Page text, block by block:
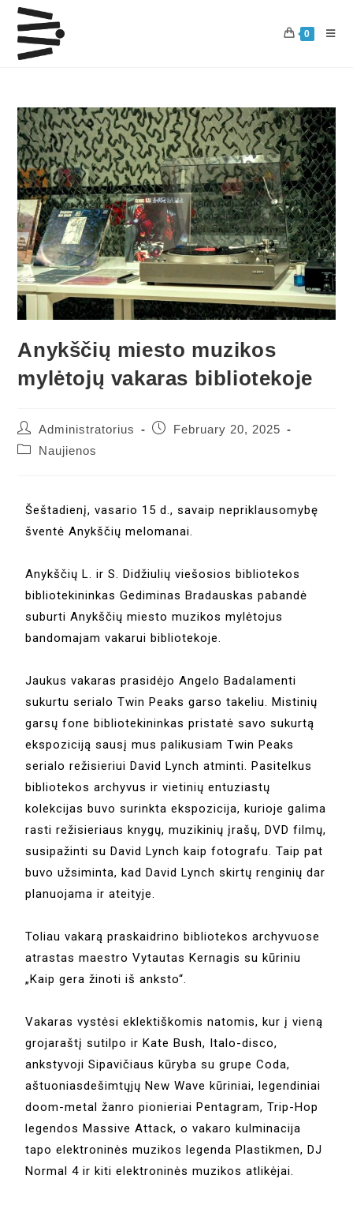
0
Anykščių miesto muzikos
mylėtojų vakaras bibliotekoje
Administratorius
February 20, 2025
Naujienos
Šeštadienį, vasario 15 d., savaip nepriklausomybę
šventė Anykščių melomanai.
Anykščių L. ir S. Didžiulių viešosios bibliotekos
bibliotekininkas Gediminas Bradauskas pabandė
suburti Anykščių miesto muzikos mylėtojus
bandomajam vakarui bibliotekoje.
Jaukus vakaras prasidėjo Angelo Badalamenti
sukurtu serialo Twin Peaks garso takeliu. Mistinių
garsų fone bibliotekininkas pristatė savo sukurtą
ekspoziciją sausį mus palikusiam Twin Peaks
serialo režisieriui David Lynch atminti. Pasitelkus
bibliotekos archyvus ir vietinių entuziastų
kolekcijas buvo surinkta ekspozicija, kurioje galima
rasti režisieriaus knygų, muzikinių įrašų, DVD filmų,
susipažinti su David Lynch kaip fotografu. Taip pat
buvo užsiminta, kad David Lynch skirtų renginių dar
planuojama ir ateityje.
Toliau vakarą praskaidrino bibliotekos archyvuose
atrastas maestro Vytautas Kernagis su kūriniu
„Kaip gera žinoti iš anksto“.
Vakaras vystėsi eklektiškomis natomis, kur į vieną
grojaraštį sutilpo ir Kate Bush, Italo-disco,
ankstyvoji Sipavičiaus kūryba su grupe Coda,
aštuoniasdešimtųjų New Wave kūriniai, legendiniai
doom-metal žanro pionieriai Pentagram, Trip-Hop
legendos Massive Attack, o vakaro kulminacija
tapo elektroninės muzikos legenda Plastikmen, DJ
Normal 4 ir kiti elektroninės muzikos atlikėjai.